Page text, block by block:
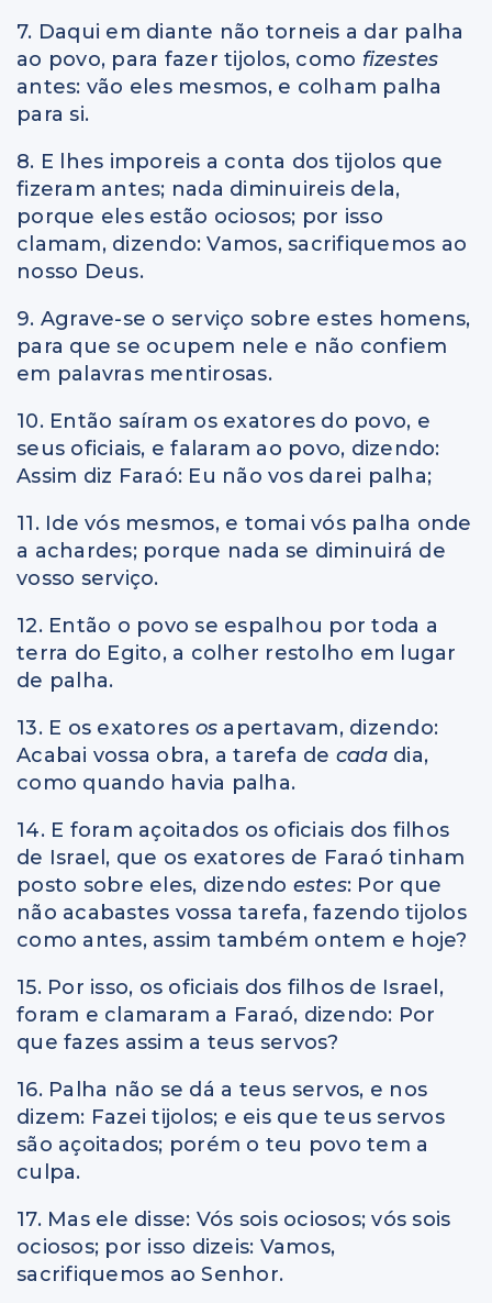
7. Daqui em diante não torneis a dar palha
ao povo, para fazer tijolos, como fizestes
antes: vão eles mesmos, e colham palha
para si.
8. E lhes imporeis a conta dos tijolos que
fizeram antes; nada diminuireis dela,
porque eles estão ociosos; por isso
clamam, dizendo: Vamos, sacrifiquemos ao
nosso Deus.
9. Agrave-se o serviço sobre estes homens,
para que se ocupem nele e não confiem
em palavras mentirosas.
10. Então saíram os exatores do povo, e
seus oficiais, e falaram ao povo, dizendo:
Assim diz Faraó: Eu não vos darei palha;
11. Ide vós mesmos, e tomai vós palha onde
a achardes; porque nada se diminuirá de
vosso serviço.
12. Então o povo se espalhou por toda a
terra do Egito, a colher restolho em lugar
de palha.
13. E os exatores os apertavam, dizendo:
Acabai vossa obra, a tarefa de cada dia,
como quando havia palha.
14. E foram açoitados os oficiais dos filhos
de Israel, que os exatores de Faraó tinham
posto sobre eles, dizendo estes: Por que
não acabastes vossa tarefa, fazendo tijolos
como antes, assim também ontem e hoje?
15. Por isso, os oficiais dos filhos de Israel,
foram e clamaram a Faraó, dizendo: Por
que fazes assim a teus servos?
16. Palha não se dá a teus servos, e nos
dizem: Fazei tijolos; e eis que teus servos
são açoitados; porém o teu povo tem a
culpa.
17. Mas ele disse: Vós sois ociosos; vós sois
ociosos; por isso dizeis: Vamos,
sacrifiquemos ao Senhor.